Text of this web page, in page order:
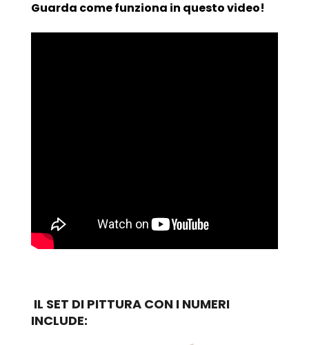
Guarda come funziona in questo video!
IL SET DI PITTURA CON I NUMERI
INCLUDE: